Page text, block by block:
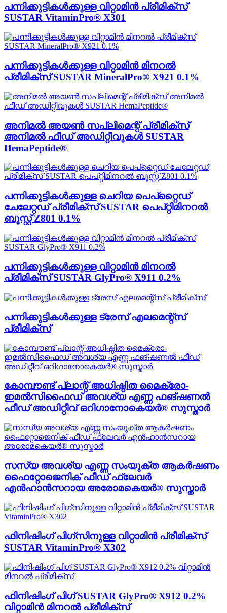
പന്നിക്കുട്ടികൾക്കുള്ള വിറ്റാമിൻ പ്രീമിക്സ്
SUSTAR VitaminPro® X301
പന്നിക്കുട്ടികൾക്കുള്ള വിറ്റാമിൻ മിനറൽ
പ്രീമിക്സ് SUSTAR MineralPro® X921 0.1%
അനിമൽ അയൺ സപ്ലിമെന്റ് പ്രീമിക്സ്
അനിമൽ ഫീഡ് അഡിറ്റീവുകൾ SUSTAR
HemaPeptide®
പന്നിക്കുട്ടികൾക്കുള്ള ചെറിയ പെപ്റ്റൈഡ്
ചേലേറ്റഡ് പ്രീമിക്സ് SUSTAR പെപ്റ്റിമിനറൽ
ബൂസ്റ്റ് Z801 0.1%
പന്നിക്കുട്ടികൾക്കുള്ള വിറ്റാമിൻ മിനറൽ
പ്രീമിക്സ് SUSTAR GlyPro® X911 0.2%
പന്നിക്കുട്ടികൾക്കുള്ള ട്രേസ് എലമെന്റ്സ്
പ്രീമിക്സ്
കോമ്പൗണ്ട് പ്ലാന്റ് അധിഷ്ഠിത മൈക്രോ-
ഇമൽസിഫൈഡ് അവശ്യ എണ്ണ ഫങ്ഷണൽ
ഫീഡ് അഡിറ്റീവ് ഒറിഗാനോകെയർ® സുസ്താർ
സസ്യ അവശ്യ എണ്ണ സംയുക്ത ആകർഷണം
ഫൈറ്റോജെനിക് ഫീഡ് ഫ്ലേവർ
എൻഹാൻസറായ അരോമകെയർ® സുസ്താർ
ഫിനിഷിംഗ് പിഗ്സിനുള്ള വിറ്റാമിൻ പ്രീമിക്സ്
SUSTAR VitaminPro® X302
ഫിനിഷിംഗ് പിഗ് SUSTAR GlyPro® X912 0.2%
വിറ്റാമിൻ മിനറൽ പ്രീമിക്സ്